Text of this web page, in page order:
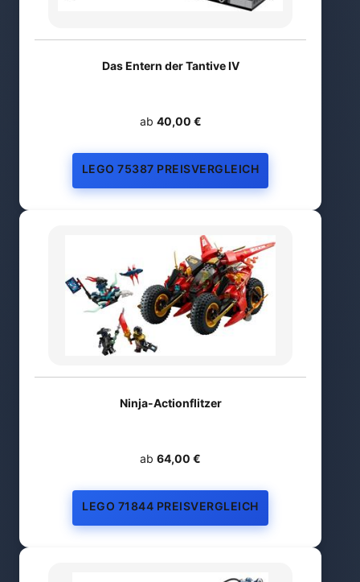
Das Entern der Tantive IV
ab 40,00 €
LEGO 75387 PREISVERGLEICH
Ninja-Actionflitzer
ab 64,00 €
LEGO 71844 PREISVERGLEICH